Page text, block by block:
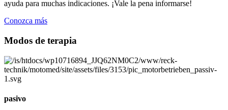
ayuda para muchas indicaciones. ¡Vale la pena informarse!
Conozca más
Modos de terapia
pasivo